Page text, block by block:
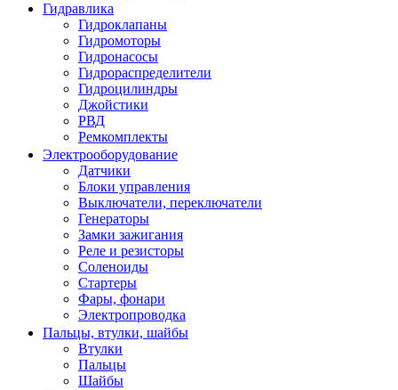
Гидравлика
Гидроклапаны
Гидромоторы
Гидронасосы
Гидрораспределители
Гидроцилиндры
Джойстики
РВД
Ремкомплекты
Электрооборудование
Датчики
Блоки управления
Выключатели, переключатели
Генераторы
Замки зажигания
Реле и резисторы
Соленоиды
Стартеры
Фары, фонари
Электропроводка
Пальцы, втулки, шайбы
Втулки
Пальцы
Шайбы